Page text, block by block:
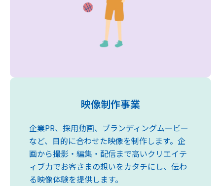
映像制作事業
企業PR、採用動画、ブランディングムービー
など、目的に合わせた映像を制作します。企
画から撮影・編集・配信まで高いクリエイテ
ィブ力でお客さまの想いをカタチにし、伝わ
る映像体験を提供します。